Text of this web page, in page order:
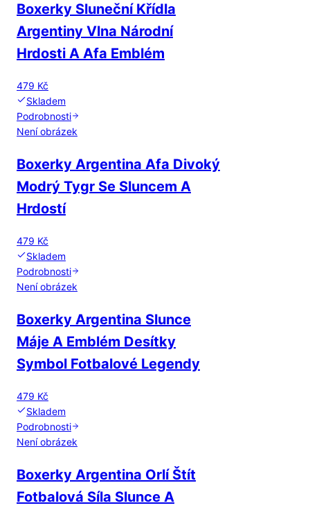
Boxerky Sluneční Křídla
Argentiny Vlna Národní
Hrdosti A Afa Emblém
479 Kč
Skladem
Podrobnosti
Není obrázek
Boxerky Argentina Afa Divoký
Modrý Tygr Se Sluncem A
Hrdostí
479 Kč
Skladem
Podrobnosti
Není obrázek
Boxerky Argentina Slunce
Máje A Emblém Desítky
Symbol Fotbalové Legendy
479 Kč
Skladem
Podrobnosti
Není obrázek
Boxerky Argentina Orlí Štít
Fotbalová Síla Slunce A